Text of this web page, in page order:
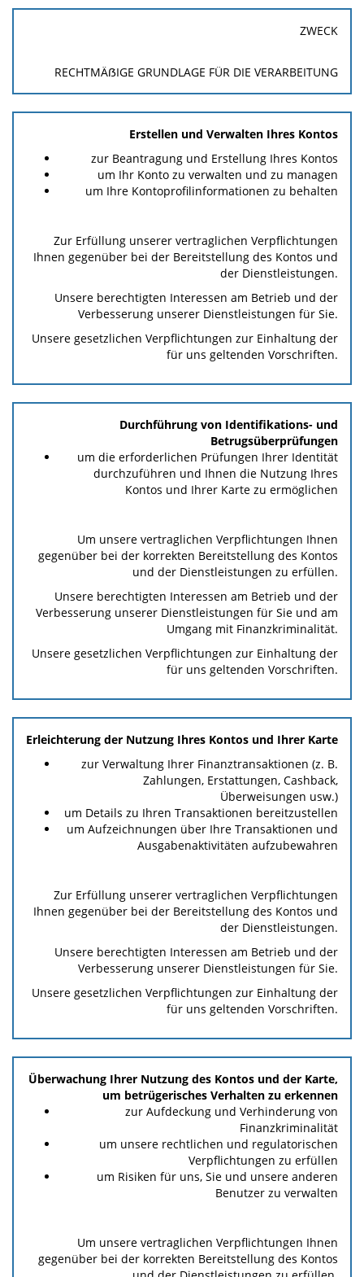
ZWECK
RECHTMÄẞIGE GRUNDLAGE FÜR DIE VERARBEITUNG
Erstellen und Verwalten Ihres Kontos
zur Beantragung und Erstellung Ihres Kontos
um Ihr Konto zu verwalten und zu managen
um Ihre Kontoprofilinformationen zu behalten
Zur Erfüllung unserer vertraglichen Verpflichtungen
Ihnen gegenüber bei der Bereitstellung des Kontos und
der Dienstleistungen.
Unsere berechtigten Interessen am Betrieb und der
Verbesserung unserer Dienstleistungen für Sie.
Unsere gesetzlichen Verpflichtungen zur Einhaltung der
für uns geltenden Vorschriften.
Durchführung von Identifikations- und
Betrugsüberprüfungen
um die erforderlichen Prüfungen Ihrer Identität
durchzuführen und Ihnen die Nutzung Ihres
Kontos und Ihrer Karte zu ermöglichen
Um unsere vertraglichen Verpflichtungen Ihnen
gegenüber bei der korrekten Bereitstellung des Kontos
und der Dienstleistungen zu erfüllen.
Unsere berechtigten Interessen am Betrieb und der
Verbesserung unserer Dienstleistungen für Sie und am
Umgang mit Finanzkriminalität.
Unsere gesetzlichen Verpflichtungen zur Einhaltung der
für uns geltenden Vorschriften.
Erleichterung der Nutzung Ihres Kontos und Ihrer Karte
zur Verwaltung Ihrer Finanztransaktionen (z. B.
Zahlungen, Erstattungen, Cashback,
Überweisungen usw.)
um Details zu Ihren Transaktionen bereitzustellen
um Aufzeichnungen über Ihre Transaktionen und
Ausgabenaktivitäten aufzubewahren
Zur Erfüllung unserer vertraglichen Verpflichtungen
Ihnen gegenüber bei der Bereitstellung des Kontos und
der Dienstleistungen.
Unsere berechtigten Interessen am Betrieb und der
Verbesserung unserer Dienstleistungen für Sie.
Unsere gesetzlichen Verpflichtungen zur Einhaltung der
für uns geltenden Vorschriften.
Überwachung Ihrer Nutzung des Kontos und der Karte,
um betrügerisches Verhalten zu erkennen
zur Aufdeckung und Verhinderung von
Finanzkriminalität
um unsere rechtlichen und regulatorischen
Verpflichtungen zu erfüllen
um Risiken für uns, Sie und unsere anderen
Benutzer zu verwalten
Um unsere vertraglichen Verpflichtungen Ihnen
gegenüber bei der korrekten Bereitstellung des Kontos